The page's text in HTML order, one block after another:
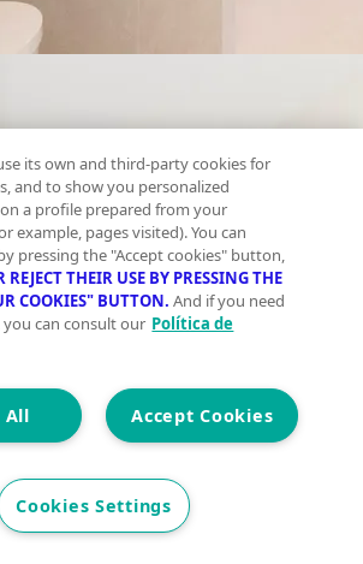
its own and third-party cookies for
and to show you personalized
a profile prepared from your
example, pages visited). You can
pressing the "Accept cookies" button,
REJECT THEIR USE BY PRESSING THE
COOKIES" BUTTON. And if you need
can consult our Política de
Accept Cookies
All
Cookies Settings